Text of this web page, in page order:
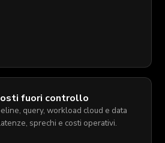
fuori controllo
query, workload cloud e data
sprechi e costi operativi.